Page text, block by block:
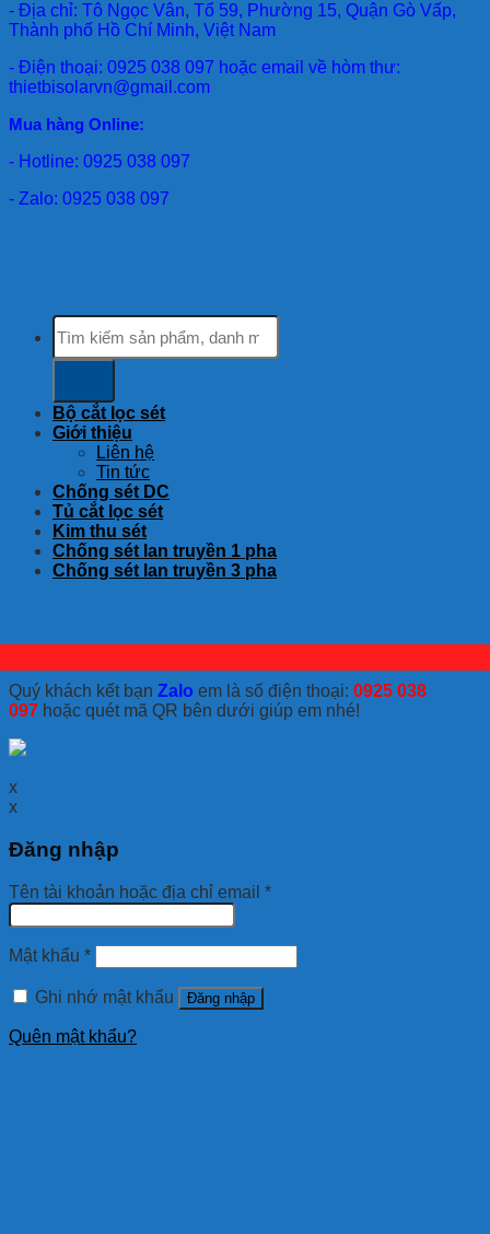
- Địa chỉ: Tô Ngọc Vân, Tổ 59, Phường 15, Quận Gò Vấp,
Thành phố Hồ Chí Minh, Việt Nam
- Điện thoại: 0925 038 097 hoặc email về hòm thư:
thietbisolarvn@gmail.com
Mua hàng Online:
- Hotline: 0925 038 097
- Zalo: 0925 038 097
Tìm
kiếm:
Bộ cắt lọc sét
Giới thiệu
Liên hệ
Tin tức
Chống sét DC
Tủ cắt lọc sét
Kim thu sét
Chống sét lan truyền 1 pha
Chống sét lan truyền 3 pha
Quý khách kết bạn Zalo em là số điện thoại: 0925 038
097 hoặc quét mã QR bên dưới giúp em nhé!
x
x
Đăng nhập
Tên tài khoản hoặc địa chỉ email *
Mật khẩu *
Ghi nhớ mật khẩu Đăng nhập
Quên mật khẩu?